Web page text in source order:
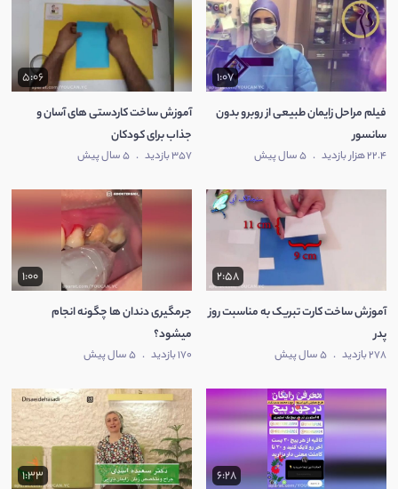
1:07
فیلم مراحل زایمان طبیعی از روبرو بدون
سانسور
22.4 هزار بازدید . 5 سال پیش
5:06
آموزش ساخت کاردستی های آسان و
جذاب برای کودکان
357 بازدید . 5 سال پیش
2:58
آموزش ساخت کارت تبریک به مناسبت روز
پدر
278 بازدید . 5 سال پیش
1:00
جرمگیری دندان ها چگونه انجام
میشود؟
170 بازدید . 5 سال پیش
6:28
1:33